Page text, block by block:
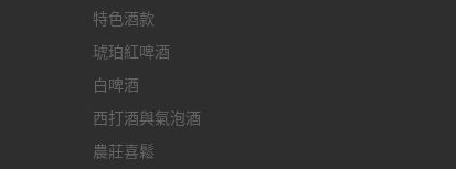
特色酒款
琥珀紅啤酒
白啤酒
西打酒與氣泡酒
農莊喜鬆